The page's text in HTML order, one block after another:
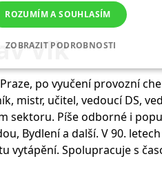
Vlk
po vyučení provozní
mistr, učitel, vedoucí DS,
sektoru. Píše odborné i
Bydlení a další. V 90.
vytápění. Spolupracuje s
Člen E F A -Europäische
ROZUMÍM A SOUHLASÍM
ZOBRAZIT PODROBNOSTI
MARKETINGOVÉ FUNKČNÍ
Marketingové Funkční
uživatele a správa účtu. Webové